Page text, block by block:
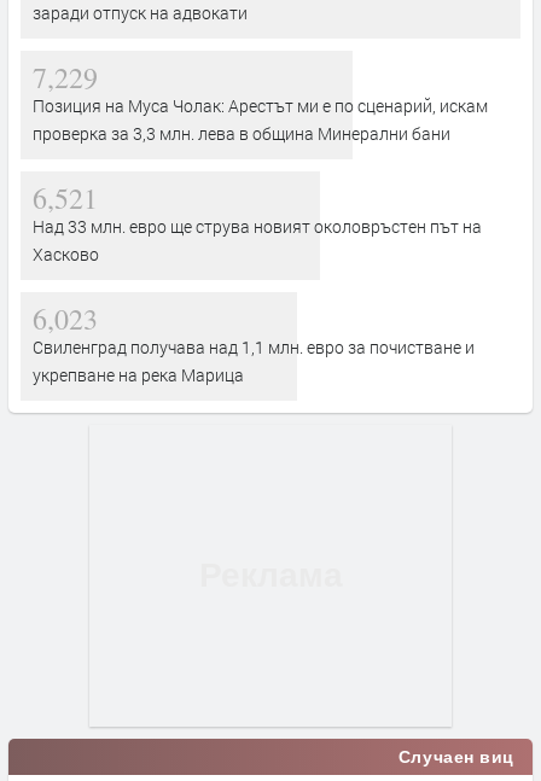
заради отпуск на адвокати
7,229
Позиция на Муса Чолак: Арестът ми е по сценарий, искам
проверка за 3,3 млн. лева в община Минерални бани
6,521
Над 33 млн. евро ще струва новият околовръстен път на
Хасково
6,023
Свиленград получава над 1,1 млн. евро за почистване и
укрепване на река Марица
Случаен виц